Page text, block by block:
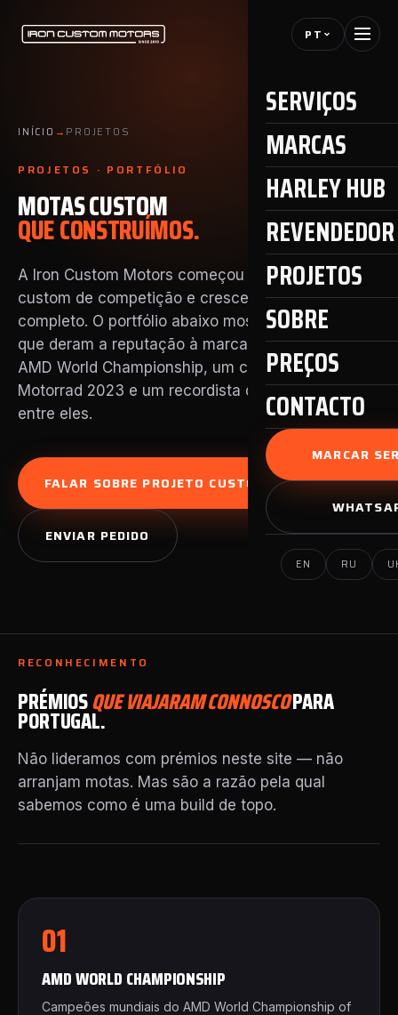
PT
SERVIÇOS
MARCAS
HARLEY HUB
PROJETOS
SOBRE
PREÇOS
CONTACTO
MARCAR
EN RU
INÍCIO → PROJETOS
PROJETOS · PORTFÓLIO
MOTAS CUSTOM
QUE CONSTRUÍMOS.
A Iron Custom Motors começou como oficina
custom de competição e cresceu para um serviço
completo. O portfólio abaixo mostra os projetos
que deram a reputação à marca — vencedores do
AMD World Championship, um campeão BMW
Motorrad 2023 e um recordista de Bonneville
entre eles.
FALAR SOBRE PROJETO CUSTOM
ENVIAR PEDIDO
RECONHECIMENTO
PRÉMIOSQUE VIAJARAM CONNOSCOPARA
PORTUGAL.
Não lideramos com prémios neste site — não
arranjam motas. Mas são a razão pela qual
sabemos como é uma build de topo.
01
AMD WORLD CHAMPIONSHIP
Campeões mundiais do AMD World Championship of